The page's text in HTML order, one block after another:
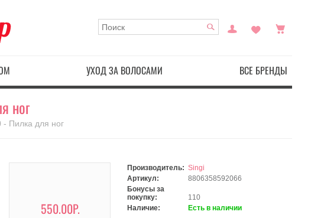
УХОД ЗА ВОЛОСАМИ ВСЕ БРЕНДЫ
ног
Пилка для ног
550.00Р.
Производитель: Singi
Артикул:
8806358592066
Бонусы за
покупку:
110
Наличие:
Есть в наличии